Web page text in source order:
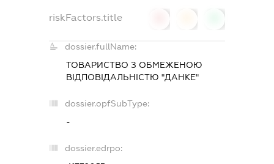
riskFactors.title
dossier.fullName:
ТОВАРИСТВО З ОБМЕЖЕНОЮ
ВІДПОВІДАЛЬНІСТЮ "ДАНКЕ"
dossier.opfSubType:
-
dossier.edrpo: